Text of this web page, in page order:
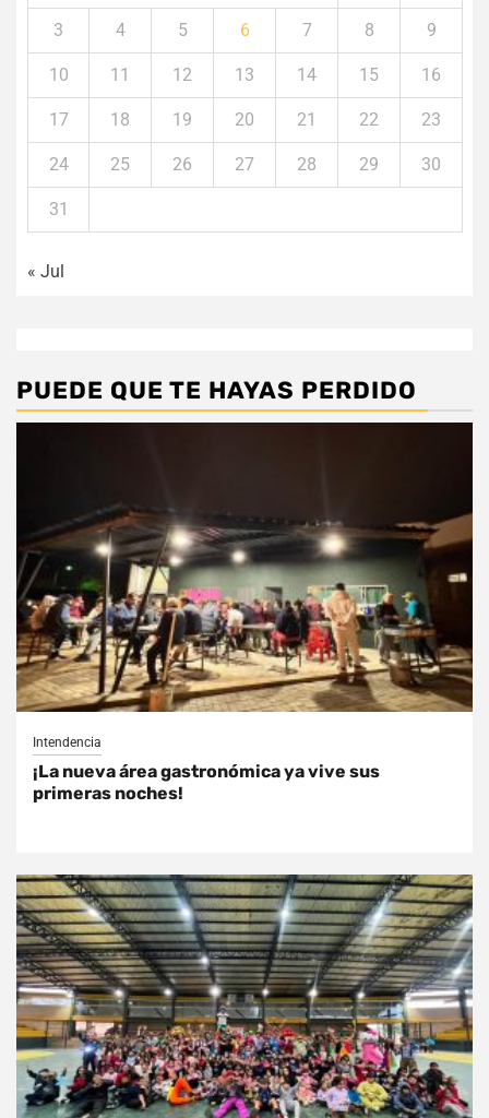
3 4 5 6 7 8 9
10 11 12 13 14 15 16
17 18 19 20 21 22 23
24 25 26 27 28 29 30
31
« Jul
PUEDE QUE TE HAYAS PERDIDO
Intendencia
¡La nueva área gastronómica ya vive sus
primeras noches!